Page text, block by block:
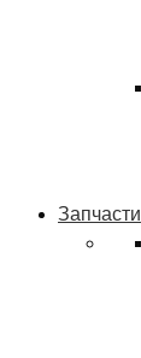
Запчасти